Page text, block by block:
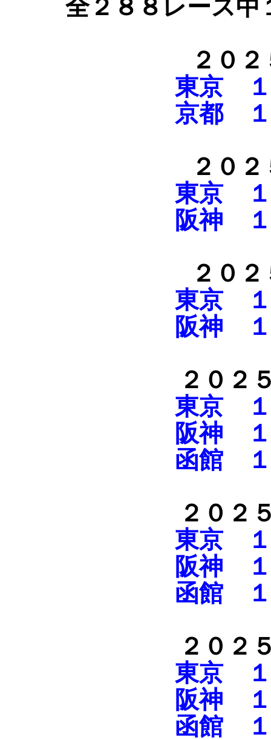
全２８８レース中
２０
東京 １
京都 １
２０
東京 １
阪神 １
２０
東京 １
阪神 １
２０２
東京 １
阪神 １
函館 １
２０２
東京 １
阪神 １
函館 １
２０２
東京 １
阪神 １
函館 １